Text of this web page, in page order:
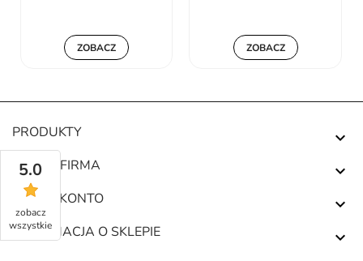
ZOBACZ ZOBACZ
PRODUKTY 
NASZA FIRMA 
TWOJE KONTO 
INFORMACJA O SKLEPIE 
5.0
zobacz
wszystkie